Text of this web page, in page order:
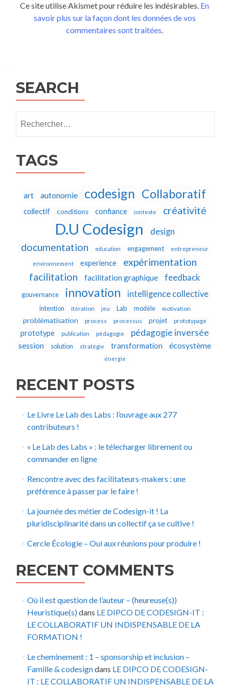
Ce site utilise Akismet pour réduire les indésirables. En
savoir plus sur la façon dont les données de vos
commentaires sont traitées.
SEARCH
TAGS
art autonomie codesign Collaboratif
collectif conditions confiance contexte créativité
D.U Codesign design
documentation education engagement entrepreneur
environnement experience
expérimentation
facilitation
facilitation graphique feedback
gouvernance innovation intelligence collective
intention itération jeu Lab modèle motivation
problématisation process processus projet prototypage
prototype publication pédagogie pédagogie inversée
session solution stratégie transformation écosystème
énergie
RECENT POSTS
Le Livre Le Lab des Labs : l’ouvrage aux 277
contributeurs !
« Le Lab des Labs » : le télecharger librement ou
commander en ligne
Rencontre avec des facilitateurs-makers : une
préférence à passer par le faire !
La journée des métier de Codesign-it ! La
pluridisciplinarité dans un collectif ça se cultive !
Cercle Écologie – Oui aux réunions pour produire !
RECENT COMMENTS
Où il est question de l’auteur – (heureuse(s))
Heuristique(s)dans LE DIPCO DE CODESIGN-IT :
LE COLLABORATIF UN INDISPENSABLE DE LA
FORMATION !
Le cheminement : 1 – sponsorship et inclusion –
Famille & codesigndans LE DIPCO DE CODESIGN-
IT : LE COLLABORATIF UN INDISPENSABLE DE LA